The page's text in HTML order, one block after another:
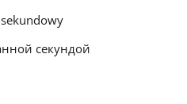
секундой